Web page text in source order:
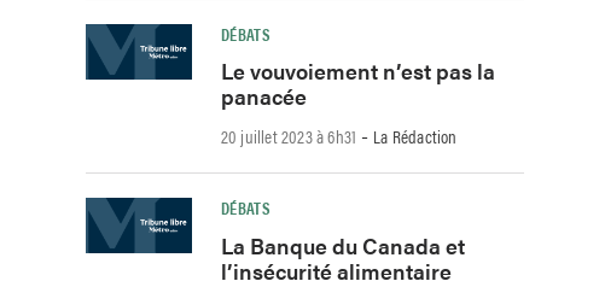
DÉBATS
Le vouvoiement n’est pas la
panacée
20 juillet 2023 à 6h31 - La Rédaction
DÉBATS
La Banque du Canada et
l’insécurité alimentaire